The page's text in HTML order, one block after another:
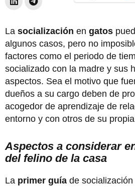
La socialización en gatos
algunos casos, pero no
factores como el periodo de
socializado con la madre y sus
aspectos. Sea el motivo que
dueños a su cargo deben de
acogedor de aprendizaje de
entorno y con otros de su
Aspectos a considerar
del felino de la casa
La primer guía de